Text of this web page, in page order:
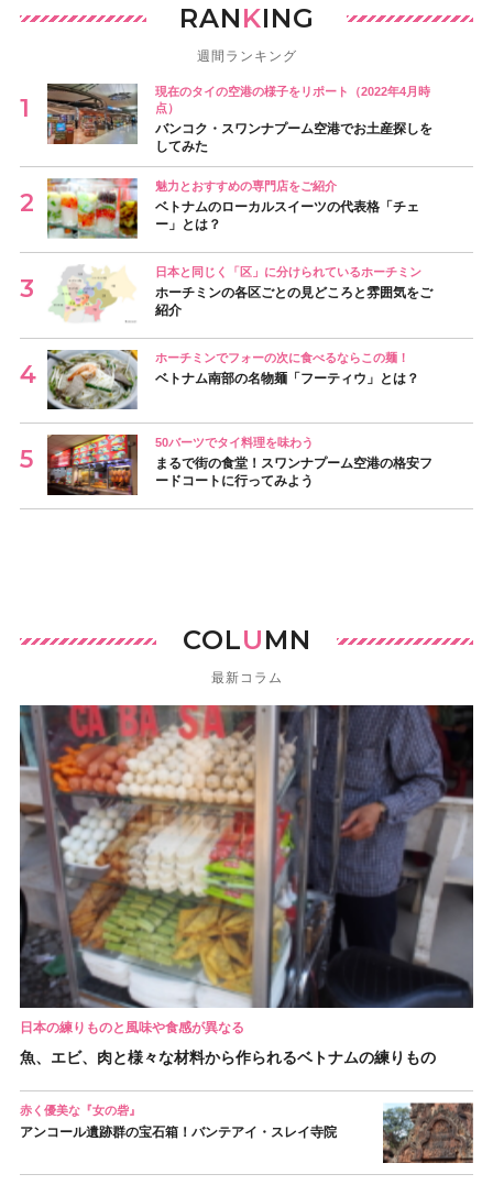
RANKING
週間ランキング
現在のタイの空港の様子をリポート（2022年4月時
点）
バンコク・スワンナプーム空港でお土産探しを
してみた
魅力とおすすめの専門店をご紹介
ベトナムのローカルスイーツの代表格「チェ
ー」とは？
日本と同じく「区」に分けられているホーチミン
ホーチミンの各区ごとの見どころと雰囲気をご
紹介
ホーチミンでフォーの次に食べるならこの麺！
ベトナム南部の名物麺「フーティウ」とは？
50バーツでタイ料理を味わう
まるで街の食堂！スワンナプーム空港の格安フ
ードコートに行ってみよう
COLUMN
最新コラム
日本の練りものと風味や食感が異なる
魚、エビ、肉と様々な材料から作られるベトナムの練りもの
赤く優美な『女の砦』
アンコール遺跡群の宝石箱！バンテアイ・スレイ寺院